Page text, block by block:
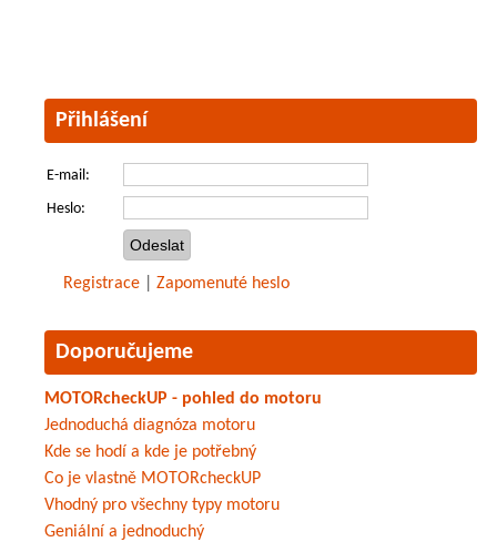
Přihlášení
E-mail:
Heslo:
Registrace Zapomenuté heslo
Doporučujeme
MOTORcheckUP - pohled do motoru
Jednoduchá diagnóza motoru
Kde se hodí a kde je potřebný
Co je vlastně MOTORcheckUP
Vhodný pro všechny typy motoru
Geniální a jednoduchý